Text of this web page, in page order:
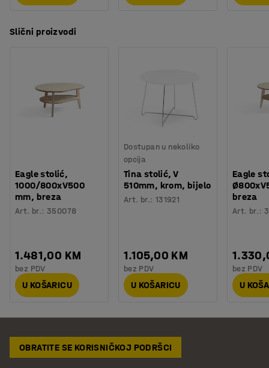
Slični proizvodi
Eagle stolić,
1000/800xV500
mm, breza
Art. br.:350078
1.481,00 KM
bez PDV
U KOŠARICU
Dostupan u nekoliko
opcija
Tina stolić, V
510mm, krom, bijelo
Art. br.: 131921
1.105,00 KM
bez PDV
U KOŠARICU
Eagle
breza
Art. br.:
bez PDV
U
OBRATITE SE KORISNIČKOJ PODRŠCI